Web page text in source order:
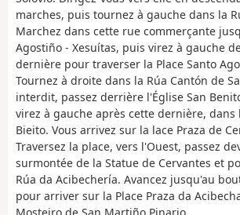
marches, puis tournez à gauche dans la
Marchez dans cette rue commerçante
Agostiño - Xesuítas, puis virez à gauche
dernière pour traverser la Place Santo
Tournez à droite dans la Rúa Cantón de
interdit, passez derrière l'Église San
virez à gauche après cette dernière, dans
Bieito. Vous arrivez sur la lace Praza de
Traversez la place, vers l'Ouest, passez
surmontée de la Statue de Cervantes et
Rúa da Acibechería. Avancez jusqu'au
pour arriver sur la Place Praza da